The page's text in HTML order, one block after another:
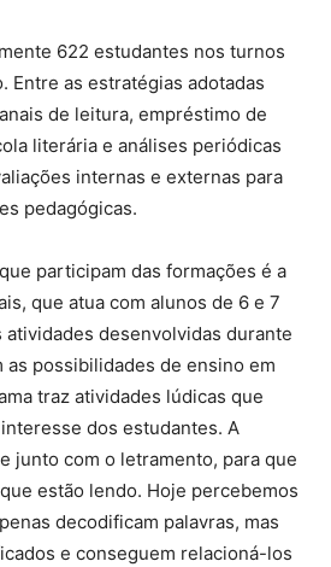
622 estudantes nos turnos
Entre as estratégias adotadas
de leitura, empréstimo de
literária e análises periódicas
internas e externas para
pedagógicas.
participam das formações é a
que atua com alunos de 6 e 7
atividades desenvolvidas durante
as possibilidades de ensino em
traz atividades lúdicas que
dos estudantes. A
junto com o letramento, para que
estão lendo. Hoje percebemos
decodificam palavras, mas
e conseguem relacioná-los